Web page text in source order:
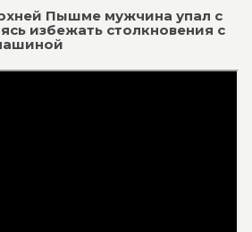
Пышме мужчина упал с
избежать столкновения с